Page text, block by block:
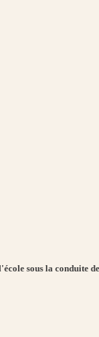
sous la conduite